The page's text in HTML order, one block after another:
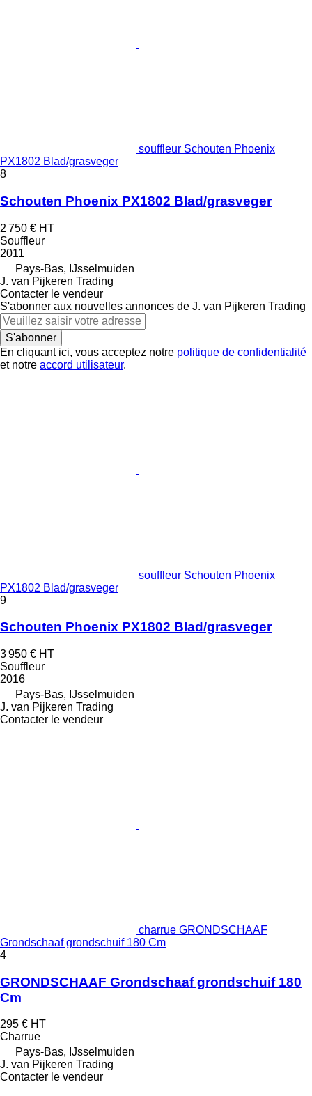
souffleur Schouten Phoenix
PX1802 Blad/grasveger
8
Schouten Phoenix PX1802 Blad/grasveger
2 750 € HT
Souffleur
2011
Pays-Bas, IJsselmuiden
J. van Pijkeren Trading
Contacter le vendeur
S'abonner aux nouvelles annonces de J. van Pijkeren Trading
S'abonner
En cliquant ici, vous acceptez notre politique de confidentialité
et notre accord utilisateur.
souffleur Schouten Phoenix
PX1802 Blad/grasveger
9
Schouten Phoenix PX1802 Blad/grasveger
3 950 € HT
Souffleur
2016
Pays-Bas, IJsselmuiden
J. van Pijkeren Trading
Contacter le vendeur
charrue GRONDSCHAAF
Grondschaaf grondschuif 180 Cm
4
GRONDSCHAAF Grondschaaf grondschuif 180
Cm
295 € HT
Charrue
Pays-Bas, IJsselmuiden
J. van Pijkeren Trading
Contacter le vendeur